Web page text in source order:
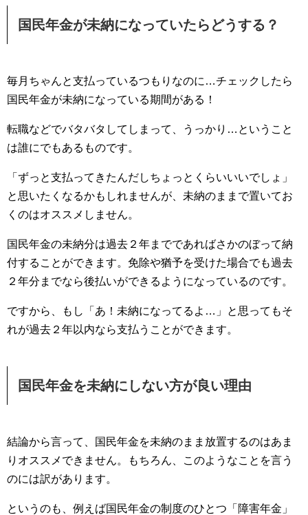
国民年金が未納になっていたらどうする？
毎月ちゃんと支払っているつもりなのに…チェックしたら
国民年金が未納になっている期間がある！
転職などでバタバタしてしまって、うっかり…ということ
は誰にでもあるものです。
「ずっと支払ってきたんだしちょっとくらいいいでしょ」
と思いたくなるかもしれませんが、未納のままで置いてお
くのはオススメしません。
国民年金の未納分は過去２年までであればさかのぼって納
付することができます。免除や猶予を受けた場合でも過去
２年分までなら後払いができるようになっているのです。
ですから、もし「あ！未納になってるよ…」と思ってもそ
れが過去２年以内なら支払うことができます。
国民年金を未納にしない方が良い理由
結論から言って、国民年金を未納のまま放置するのはあま
りオススメできません。もちろん、このようなことを言う
のには訳があります。
というのも、例えば国民年金の制度のひとつ「障害年金」